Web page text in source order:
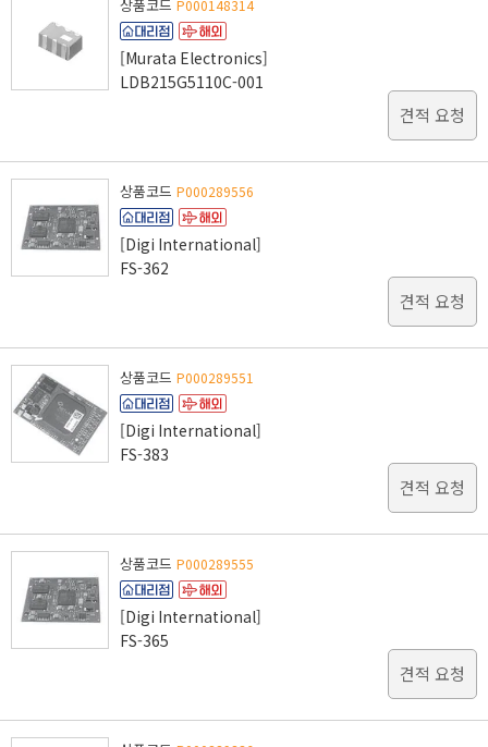
상품코드 P000148314
[Murata Electronics]
LDB215G5110C-001
견적 요청
상품코드 P000289556
[Digi International]
FS-362
견적 요청
상품코드 P000289551
[Digi International]
FS-383
견적 요청
상품코드 P000289555
[Digi International]
FS-365
견적 요청